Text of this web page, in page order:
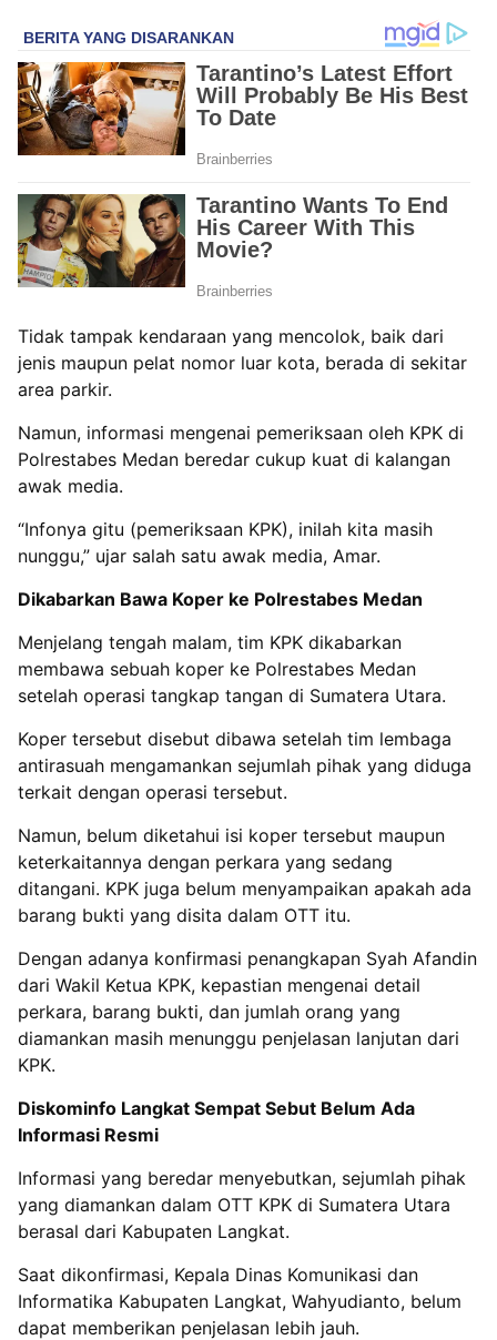
Tidak tampak kendaraan yang mencolok, baik dari
jenis maupun pelat nomor luar kota, berada di sekitar
area parkir.
Namun, informasi mengenai pemeriksaan oleh KPK di
Polrestabes Medan beredar cukup kuat di kalangan
awak media.
“Infonya gitu (pemeriksaan KPK), inilah kita masih
nunggu,” ujar salah satu awak media, Amar.
Dikabarkan Bawa Koper ke Polrestabes Medan
Menjelang tengah malam, tim KPK dikabarkan
membawa sebuah koper ke Polrestabes Medan
setelah operasi tangkap tangan di Sumatera Utara.
Koper tersebut disebut dibawa setelah tim lembaga
antirasuah mengamankan sejumlah pihak yang diduga
terkait dengan operasi tersebut.
Namun, belum diketahui isi koper tersebut maupun
keterkaitannya dengan perkara yang sedang
ditangani. KPK juga belum menyampaikan apakah ada
barang bukti yang disita dalam OTT itu.
Dengan adanya konfirmasi penangkapan Syah Afandin
dari Wakil Ketua KPK, kepastian mengenai detail
perkara, barang bukti, dan jumlah orang yang
diamankan masih menunggu penjelasan lanjutan dari
KPK.
Diskominfo Langkat Sempat Sebut Belum Ada
Informasi Resmi
Informasi yang beredar menyebutkan, sejumlah pihak
yang diamankan dalam OTT KPK di Sumatera Utara
berasal dari Kabupaten Langkat.
Saat dikonfirmasi, Kepala Dinas Komunikasi dan
Informatika Kabupaten Langkat, Wahyudianto, belum
dapat memberikan penjelasan lebih jauh.